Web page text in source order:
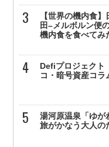
【世界の機内食
田–メルボルン便
機内食を食べてみ
Defiプロジェクト
コ・暗号資産コラ
湯河原温泉「ゆが
旅がかなう大人の